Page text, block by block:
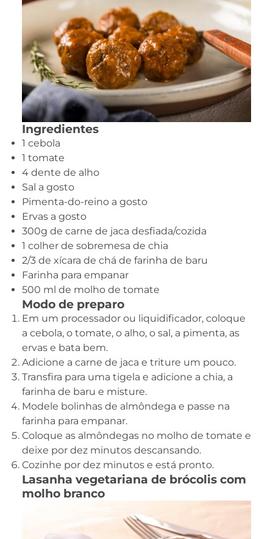
Ingredientes
1 cebola
1 tomate
4 dente de alho
Sal a gosto
Pimenta-do-reino a gosto
Ervas a gosto
300g de carne de jaca desfiada/cozida
1 colher de sobremesa de chia
2/3 de xícara de chá de farinha de baru
Farinha para empanar
500 ml de molho de tomate
Modo de preparo
Em um processador ou liquidificador, coloque
a cebola, o tomate, o alho, o sal, a pimenta, as
ervas e bata bem.
Adicione a carne de jaca e triture um pouco.
Transfira para uma tigela e adicione a chia, a
farinha de baru e misture.
Modele bolinhas de almôndega e passe na
farinha para empanar.
Coloque as almôndegas no molho de tomate e
deixe por dez minutos descansando.
Cozinhe por dez minutos e está pronto.
Lasanha vegetariana de brócolis com
molho branco